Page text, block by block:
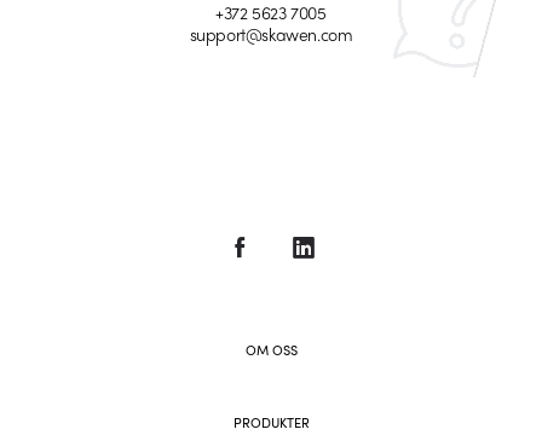
+372 5623 7005
support@skawen.com
OM OSS
PRODUKTER